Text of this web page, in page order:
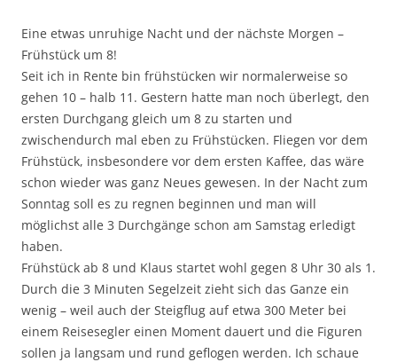
Eine etwas unruhige Nacht und der nächste Morgen –
Frühstück um 8!
Seit ich in Rente bin frühstücken wir normalerweise so
gehen 10 – halb 11. Gestern hatte man noch überlegt, den
ersten Durchgang gleich um 8 zu starten und
zwischendurch mal eben zu Frühstücken. Fliegen vor dem
Frühstück, insbesondere vor dem ersten Kaffee, das wäre
schon wieder was ganz Neues gewesen. In der Nacht zum
Sonntag soll es zu regnen beginnen und man will
möglichst alle 3 Durchgänge schon am Samstag erledigt
haben.
Frühstück ab 8 und Klaus startet wohl gegen 8 Uhr 30 als 1.
Durch die 3 Minuten Segelzeit zieht sich das Ganze ein
wenig – weil auch der Steigflug auf etwa 300 Meter bei
einem Reisesegler einen Moment dauert und die Figuren
sollen ja langsam und rund geflogen werden. Ich schaue